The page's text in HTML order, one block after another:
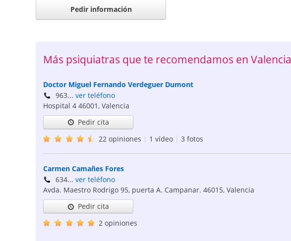
Pedir información
Más psiquiatras que te recomendamos en Valencia
Doctor Miguel Fernando Verdeguer Dumont
963... ver teléfono
Hospital 4 46001, Valencia
Pedir cita
22 opiniones | 1 vídeo | 3 fotos
Carmen Camañes Fores
634... ver teléfono
Avda. Maestro Rodrigo 95, puerta A. Campanar. 46015, Valencia
Pedir cita
2 opiniones